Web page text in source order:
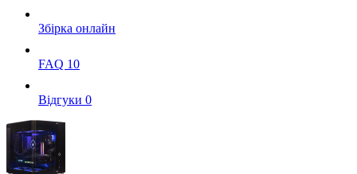
Збірка онлайн
FAQ 10
Вiдгуки 0